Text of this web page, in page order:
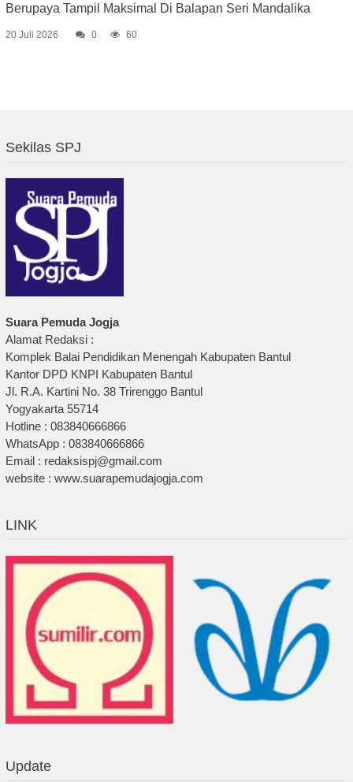
Berupaya Tampil Maksimal Di Balapan Seri Mandalika
20 Juli 2026 0 60
Sekilas SPJ
Suara Pemuda Jogja
Alamat Redaksi :
Komplek Balai Pendidikan Menengah Kabupaten Bantul
Kantor DPD KNPI Kabupaten Bantul
Jl. R.A. Kartini No. 38 Trirenggo Bantul
Yogyakarta 55714
Hotline : 083840666866
WhatsApp : 083840666866
Email : redaksispj@gmail.com
website : www.suarapemudajogja.com
LINK
Update